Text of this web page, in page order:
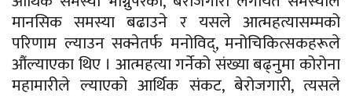
मानसिक समस्या बढाउने र यसले आत्महत्यासम्मको
परिणाम ल्याउन सक्नेतर्फ मनोविद्, मनोचिकित्सकहरूले
औंल्याएका थिए । आत्महत्या गर्नेको संख्या बढ्नुमा कोरोना
महामारीले ल्याएको आर्थिक संकट, बेरोजगारी, त्यसले